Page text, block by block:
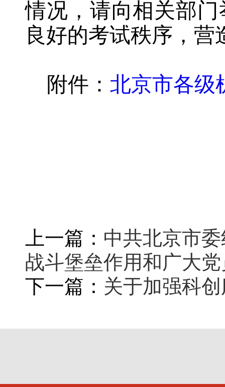
情况，请向相关部
良好的考试秩序，
附件： 北京市各级
上一篇： 中共北京市
战斗堡垒作用和广大
下一篇： 关于加强科